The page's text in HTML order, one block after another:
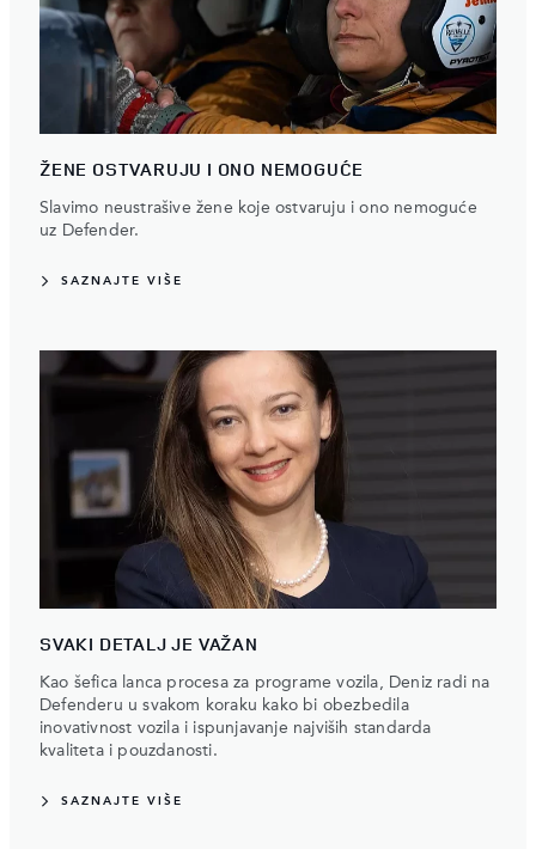
ŽENE OSTVARUJU I ONO NEMOGUĆE
Slavimo neustrašive žene koje ostvaruju i ono nemoguće
uz Defender.
SAZNAJTE VIŠE
SVAKI DETALJ JE VAŽAN
Kao šefica lanca procesa za programe vozila, Deniz radi na
Defenderu u svakom koraku kako bi obezbedila
inovativnost vozila i ispunjavanje najviših standarda
kvaliteta i pouzdanosti.
SAZNAJTE VIŠE